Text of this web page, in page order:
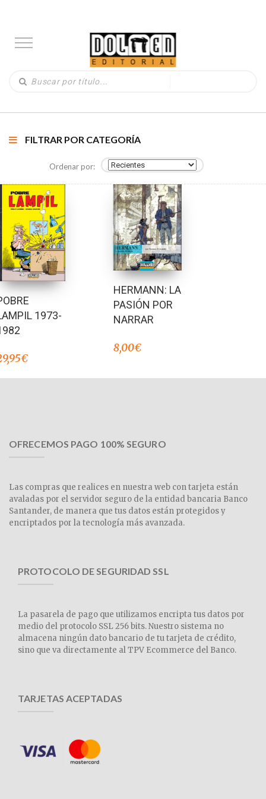
FILTRAR POR CATEGORÍA
Ordenar por:
1973-
€
HERMANN: LA
PASIÓN POR
NARRAR
8,00€
OFRECEMOS PAGO 100% SEGURO
Las compras que realices en nuestra web con tarjeta están
avaladas por el servidor seguro de la entidad bancaria Banco
Santander, de manera que tus datos están protegidos y
encriptados por la tecnología más avanzada.
PROTOCOLO DE SEGURIDAD SSL
La pasarela de pago que utilizamos encripta tus datos por
medio del protocolo SSL 256 bits. Nuestro sistema no
almacena ningún dato bancario de tu tarjeta de crédito,
sino que va directamente al TPV Ecommerce del Banco.
TARJETAS ACEPTADAS